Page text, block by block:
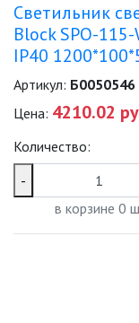
Светильник
Block SPO-
IP40
Артикул: Б0050546
Цена: 4210.02
Количество:
-
в корзине 0